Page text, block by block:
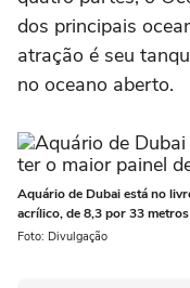
dos principais
atração é seu
no oceano aberto.
Aquário de Dubai está no
acrílico, de 8,3 por 33 metros
Foto: Divulgação